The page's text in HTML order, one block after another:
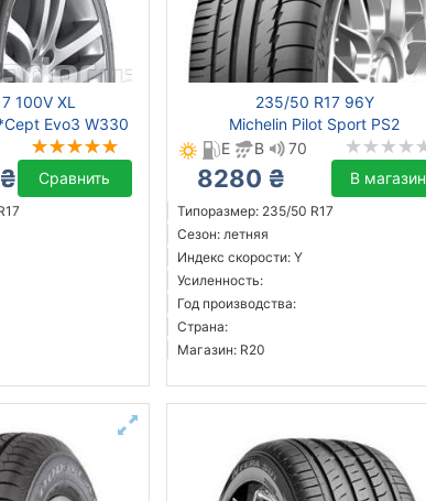
100V XL
Evo3 W330
Сравнить
235/50 R17 96Y
Michelin Pilot Sport PS2
E
B 70
8280 ₴ В магазин
Типоразмер: 235/50 R17
Сезон: летняя
Индекс скорости: Y
Усиленность:
Год производства:
Страна:
Магазин: R20